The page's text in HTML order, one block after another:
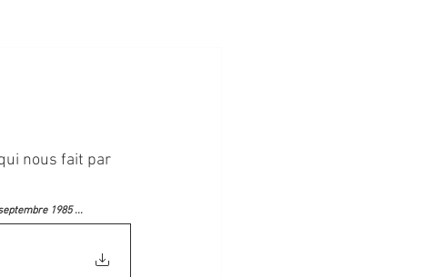
nous fait par
1985 ...